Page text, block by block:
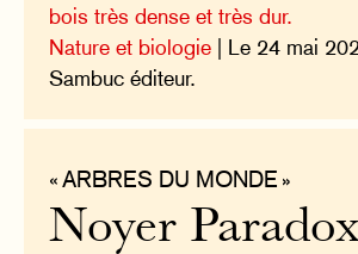
bois très dense et très dur.
Nature et biologie | Le 24 mai
Sambuc éditeur.
« ARBRES DU MONDE »
Noyer